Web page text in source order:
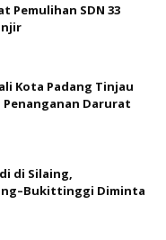
Pemulihan SDN 33
Kota Padang Tinjau
Darurat
di Silaing,
Diminta